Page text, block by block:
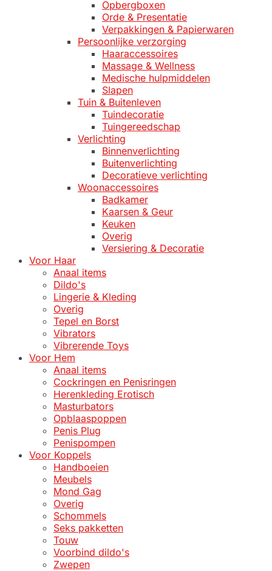
Opbergboxen
Orde & Presentatie
Verpakkingen & Papierwaren
Persoonlijke verzorging
Haaraccessoires
Massage & Wellness
Medische hulpmiddelen
Slapen
Tuin & Buitenleven
Tuindecoratie
Tuingereedschap
Verlichting
Binnenverlichting
Buitenverlichting
Decoratieve verlichting
Woonaccessoires
Badkamer
Kaarsen & Geur
Keuken
Overig
Versiering & Decoratie
Voor Haar
Anaal items
Dildo's
Lingerie & Kleding
Overig
Tepel en Borst
Vibrators
Vibrerende Toys
Voor Hem
Anaal items
Cockringen en Penisringen
Herenkleding Erotisch
Masturbators
Opblaaspoppen
Penis Plug
Penispompen
Voor Koppels
Handboeien
Meubels
Mond Gag
Overig
Schommels
Seks pakketten
Touw
Voorbind dildo's
Zwepen